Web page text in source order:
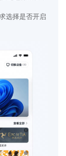
选择是否开启